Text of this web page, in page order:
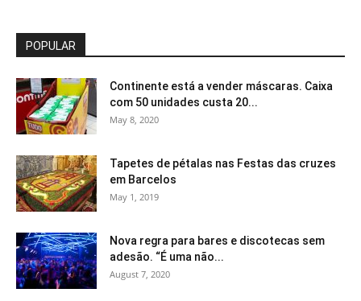
POPULAR
Continente está a vender máscaras. Caixa
com 50 unidades custa 20...
May 8, 2020
Tapetes de pétalas nas Festas das cruzes
em Barcelos
May 1, 2019
Nova regra para bares e discotecas sem
adesão. “É uma não...
August 7, 2020